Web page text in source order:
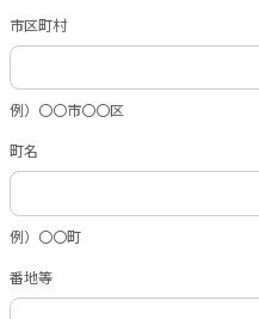
市区町村
例）〇〇市〇〇区
町名
例）〇〇町
番地等